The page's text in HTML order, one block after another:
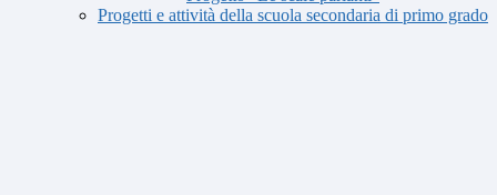
Progetti e attività della scuola secondaria di primo grado